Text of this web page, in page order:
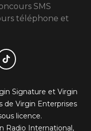
SMS
téléphone et
Signature et Virgin
de Virgin Enterprises
licence.
Radio International,